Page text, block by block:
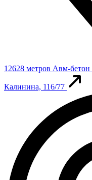
12628 метров Авм-бетон
Калинина, 116/77